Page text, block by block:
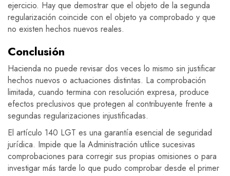
ejercicio. Hay que demostrar que el objeto de la segunda
regularización coincide con el objeto ya comprobado y que
no existen hechos nuevos reales.
Conclusión
Hacienda no puede revisar dos veces lo mismo sin justificar
hechos nuevos o actuaciones distintas. La comprobación
limitada, cuando termina con resolución expresa, produce
efectos preclusivos que protegen al contribuyente frente a
segundas regularizaciones injustificadas.
El artículo 140 LGT es una garantía esencial de seguridad
jurídica. Impide que la Administración utilice sucesivas
comprobaciones para corregir sus propias omisiones o para
investigar más tarde lo que pudo comprobar desde el primer